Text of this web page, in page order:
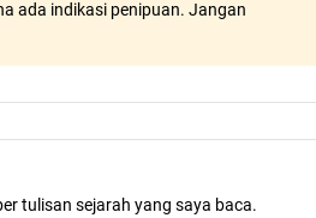
ada indikasi penipuan. Jangan
tulisan sejarah yang saya baca.